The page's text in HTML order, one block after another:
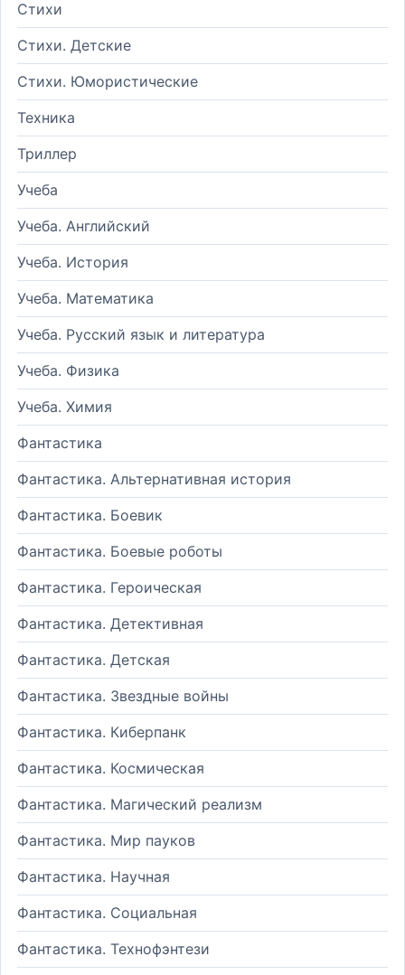
Стихи
Стихи. Детские
Стихи. Юмористические
Техника
Триллер
Учеба
Учеба. Английский
Учеба. История
Учеба. Математика
Учеба. Русский язык и литература
Учеба. Физика
Учеба. Химия
Фантастика
Фантастика. Альтернативная история
Фантастика. Боевик
Фантастика. Боевые роботы
Фантастика. Героическая
Фантастика. Детективная
Фантастика. Детская
Фантастика. Звездные войны
Фантастика. Киберпанк
Фантастика. Космическая
Фантастика. Магический реализм
Фантастика. Мир пауков
Фантастика. Научная
Фантастика. Социальная
Фантастика. Технофэнтези